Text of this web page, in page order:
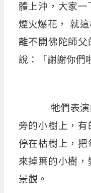
體上沖，大家
煙火爆花， 就
離不開佛陀師
說：「謝謝你們
牠們表演
旁的小樹上，
停在枯樹上，
來掉葉的小樹
景觀。